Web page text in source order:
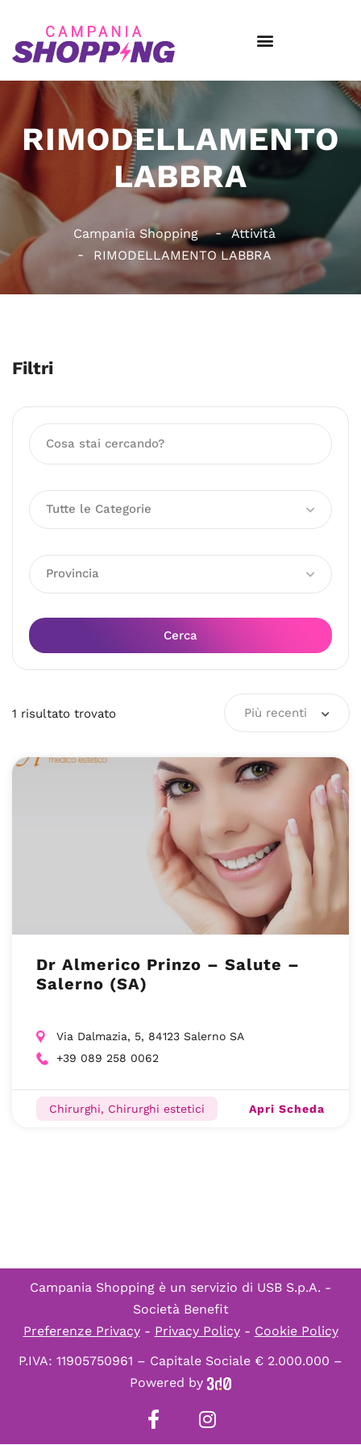
RIMODELLAMENTO
LABBRA
Campania Shopping
Attività
RIMODELLAMENTO LABBRA
Filtri
Tutte le Categorie
Provincia
Cerca
1 risultato trovato Più recenti
Dr Almerico Prinzo – Salute –
Salerno (SA)
Via Dalmazia, 5, 84123 Salerno SA
+39 089 258 0062
Chirurghi, Chirurghi estetici Apri Scheda
Campania Shopping è un servizio di USB S.p.A. -
Società Benefit
Preferenze Privacy- Privacy Policy- Cookie Policy
P.IVA: 11905750961 – Capitale Sociale € 2.000.000 –
Powered by